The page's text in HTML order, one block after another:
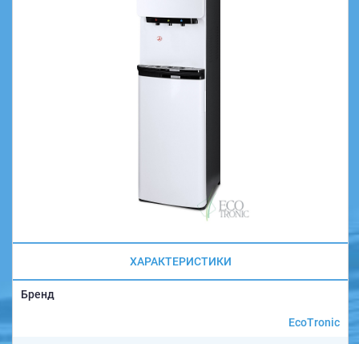
ХАРАКТЕРИСТИКИ
Бренд
EcoTronic